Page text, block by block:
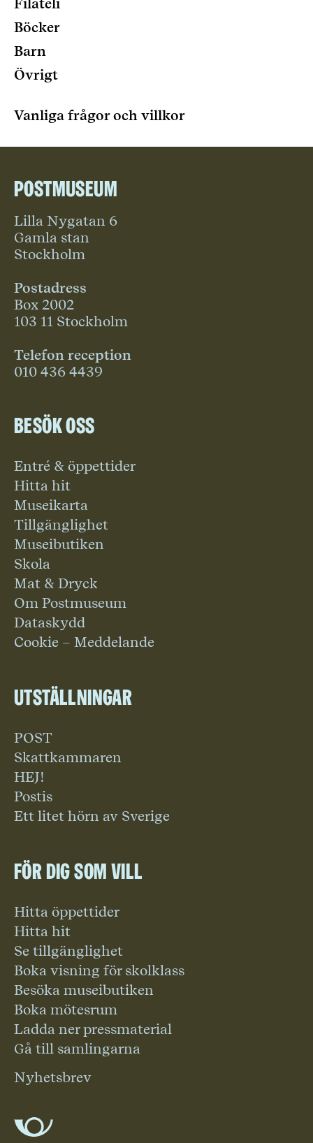
Filateli
Böcker
Barn
Övrigt
Vanliga frågor och villkor
Postmuseum
Lilla Nygatan 6
Gamla stan
Stockholm
Postadress
Box 2002
103 11 Stockholm
Telefon reception
010 436 4439
Besök oss
Entré & öppettider
Hitta hit
Museikarta
Tillgänglighet
Museibutiken
Skola
Mat & Dryck
Om Postmuseum
Dataskydd
Cookie – Meddelande
Utställningar
POST
Skattkammaren
HEJ!
Postis
Ett litet hörn av Sverige
För dig som vill
Hitta öppettider
Hitta hit
Se tillgänglighet
Boka visning för skolklass
Besöka museibutiken
Boka mötesrum
Ladda ner pressmaterial
Gå till samlingarna
Nyhetsbrev